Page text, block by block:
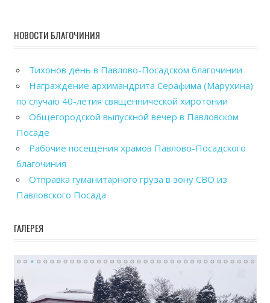
НОВОСТИ БЛАГОЧИНИЯ
Тихонов день в Павлово-Посадском благочинии
Награждение архимандрита Серафима (Марухина)
по случаю 40-летия священнической хиротонии
Общегородской выпускной вечер в Павловском
Посаде
Рабочие посещения храмов Павлово-Посадского
благочиния
Отправка гуманитарного груза в зону СВО из
Павловского Посада
ГАЛЕРЕЯ